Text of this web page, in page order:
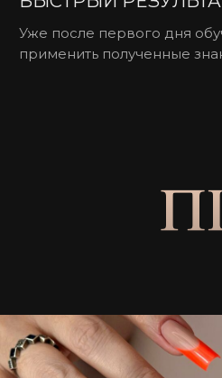
Уже после первого дня
применить полученные